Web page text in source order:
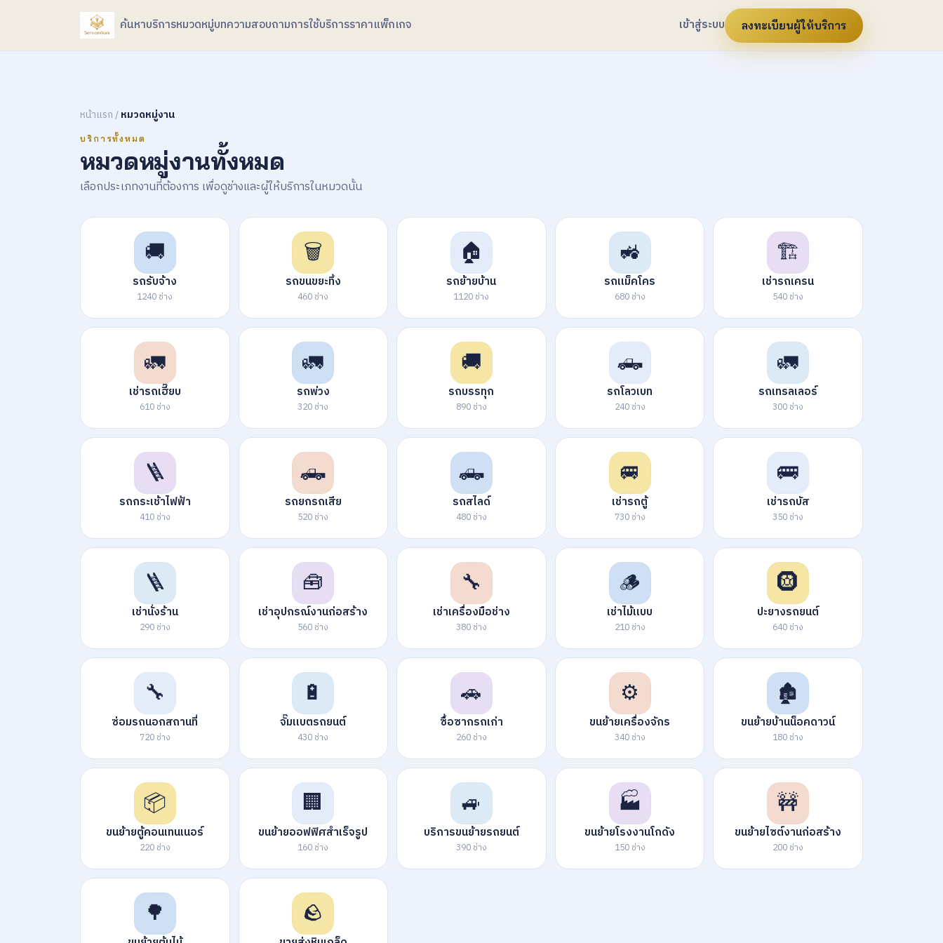
ค้นหาบริการหมวดหมู่บทความสอบถามการใช้บริการราคาแพ็กเกจ เข้าสู่ระบบ ลงทะเบียนผู้ให้บริการ
หน้าแรก/หมวดหมู่งาน
บริการทั้งหมด
หมวดหมู่งานทั้งหมด
เลือกประเภทงานที่ต้องการ เพื่อดูช่างและผู้ให้บริการในหมวดนั้น
🚚
รถรับจ้าง
1240 ช่าง
🗑️
รถขนขยะทิ้ง
460 ช่าง
🏠
รถย้ายบ้าน
1120 ช่าง
🚜
รถแม็คโคร
680 ช่าง
🏗️
เช่ารถเครน
540 ช่าง
🚛
เช่ารถเฮี๊ยบ
610 ช่าง
🚛
รถพ่วง
320 ช่าง
🚚
รถบรรทุก
890 ช่าง
🛻
รถโลวเบท
240 ช่าง
🚛
รถเทรลเลอร์
300 ช่าง
🪜
รถกระเช้าไฟฟ้า
410 ช่าง
🛻
รถยกรถเสีย
520 ช่าง
🛻
รถสไลด์
480 ช่าง
🚐
เช่ารถตู้
730 ช่าง
🚌
เช่ารถบัส
350 ช่าง
🪜
เช่านั่งร้าน
290 ช่าง
🧰
เช่าอุปกรณ์งานก่อสร้าง
560 ช่าง
🔧
เช่าเครื่องมือช่าง
380 ช่าง
🪵
เช่าไม้แบบ
210 ช่าง
🛞
ปะยางรถยนต์
640 ช่าง
🔧
ซ่อมรถนอกสถานที่
720 ช่าง
🔋
จั๊มแบตรถยนต์
430 ช่าง
🚗
ซื้อซากรถเก่า
260 ช่าง
⚙️
ขนย้ายเครื่องจักร
340 ช่าง
🏚️
ขนย้ายบ้านน็อคดาวน์
180 ช่าง
📦
ขนย้ายตู้คอนเทนเนอร์
220 ช่าง
🏢
ขนย้ายออฟฟิศสำเร็จรูป
160 ช่าง
🚙
บริการขนย้ายรถยนต์
390 ช่าง
🏭
ขนย้ายโรงงานโกดัง
150 ช่าง
🚧
ขนย้ายไซต์งานก่อสร้าง
200 ช่าง
🌳 🪨